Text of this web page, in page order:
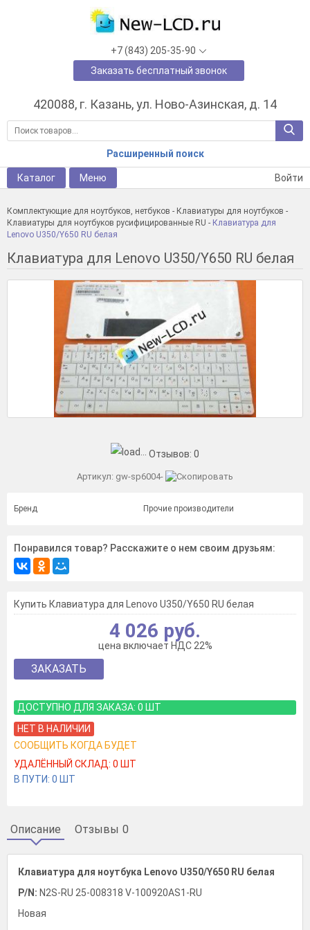
420088, г. Казань, ул. Ново-Азинская, д. 14
Расширенный поиск
+7 (843) 205-35-90
Заказать бесплатный звонок
Каталог Меню Войти
Комплектующие для ноутбуков, нетбуков - Клавиатуры для ноутбуков -
Клавиатуры для ноутбуков русифицированные RU - Клавиатура для
Lenovo U350/Y650 RU белая
Клавиатура для Lenovo U350/Y650 RU белая
Отзывов: 0
Артикул: gw-sp6004-
Бренд Прочие производители
Понравился товар? Расскажите о нем своим друзьям:
Купить Клавиатура для Lenovo U350/Y650 RU белая
4 026 руб.
цена включает НДС 22%
ЗАКАЗАТЬ
ДОСТУПНО ДЛЯ ЗАКАЗА: 0 ШТ
НЕТ В НАЛИЧИИ
СООБЩИТЬ КОГДА БУДЕТ
УДАЛЁННЫЙ СКЛАД: 0 ШТ
В ПУТИ: 0 ШТ
Описание Отзывы 0
Клавиатура для ноутбука Lenovo U350/Y650 RU белая
P/N: N2S-RU 25-008318 V-100920AS1-RU
Новая